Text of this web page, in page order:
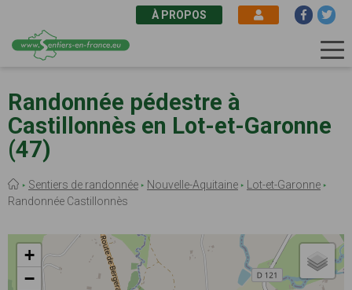
au
contenu
principal
À PROPOS
Randonnée pédestre à
Castillonnès en Lot-et-Garonne
(47)
Fil
d'Ariane
Sentiers de randonnée Nouvelle-Aquitaine
Lot-et-Garonne
Randonnée Castillonnès
+
−